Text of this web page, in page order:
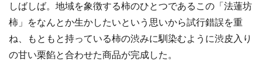
しばしば。地域を象徴する柿のひとつであるこの「法蓮坊
柿」をなんとか生かしたいという思いから試行錯誤を重
ね、もともと持っている柿の渋みに馴染むように渋皮入り
の甘い栗餡と合わせた商品が完成した。